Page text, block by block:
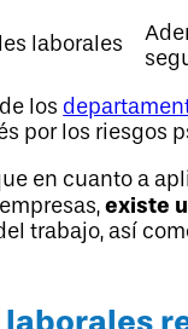
los
por los riesgos
en cuanto a
existe
trabajo, así